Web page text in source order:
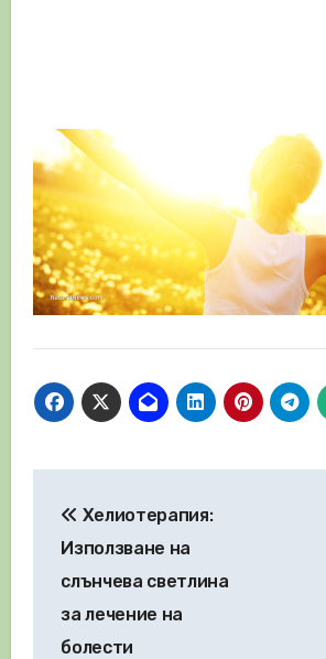
Хелиотерапия:
Използване на
слънчева светлина
за лечение на
болести